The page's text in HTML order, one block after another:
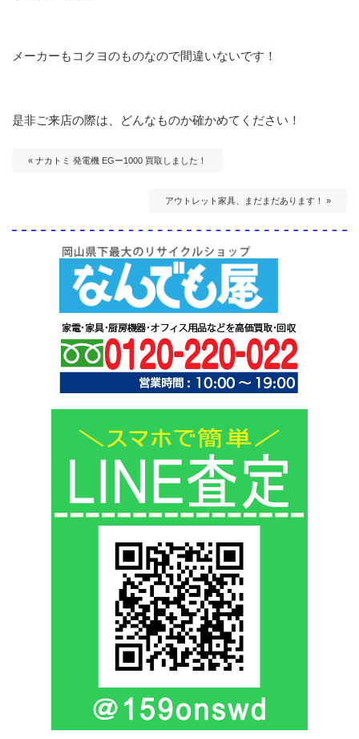
メーカーもコクヨのものなので間違いないです！
是非ご来店の際は、どんなものか確かめてください！
« ナカトミ 発電機 EGー1000 買取しました！
アウトレット家具、まだまだあります！ »